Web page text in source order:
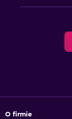
O firmie